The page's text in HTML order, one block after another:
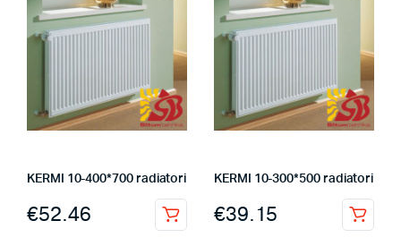
KERMI 10-400*700 radiatori
€52.46
KERMI 10-300*500 radiatori
€39.15